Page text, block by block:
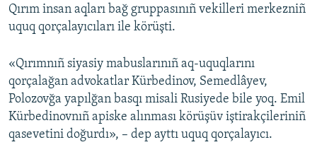
Qırım insan aqları bağ gruppasınıñ vekilleri merkezniñ
uquq qorçalayıcıları ile körüşti.
«Qırımnıñ siyasiy mabuslarınıñ aq-uquqlarını
qorçalağan advokatlar Kürbedinov, Semedlâyev,
Polozovğa yapılğan basqı misali Rusiyede bile yoq. Emil
Kürbedinovnıñ apiske alınması körüşüv iştirakçileriniñ
qasevetini doğurdı», – dep ayttı uquq qorçalayıcı.